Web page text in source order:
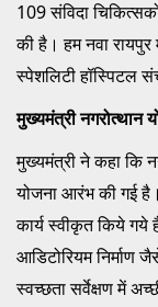
109 संविदा
की है। हम नवा रायपुर
स्पेशलिटी हॉस्पिटल
मुख्यमंत्री नगरोत्थान
मुख्यमंत्री ने कहा कि
योजना आरंभ की गई
कार्य स्वीकृत किये गये
आडिटोरियम निर्माण
स्वच्छता सर्वेक्षण में